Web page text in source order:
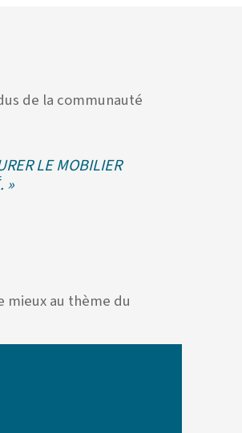
de la communauté
LE MOBILIER
»
mieux au thème du